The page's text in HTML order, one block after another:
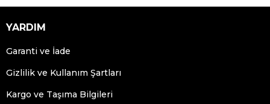
YARDIM
Garanti ve İade
Gizlilik ve Kullanım Şartları
Kargo ve Taşıma Bilgileri